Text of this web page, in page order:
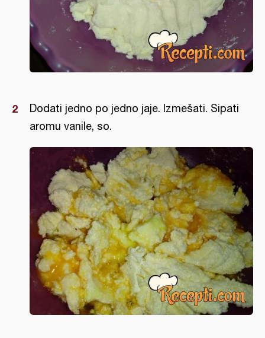
Dodati jedno po jedno jaje. Izmešati. Sipati
aromu vanile, so.